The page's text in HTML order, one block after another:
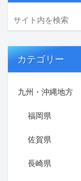
カテゴリー
九州・沖縄地方
福岡県
佐賀県
長崎県